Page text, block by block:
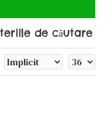
de căutare